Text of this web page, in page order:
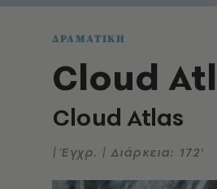
ΔΡΑΜΑΤΙΚΗ
Cloud
Cloud Atlas
| Έγχρ. | Διάρκεια: 172'